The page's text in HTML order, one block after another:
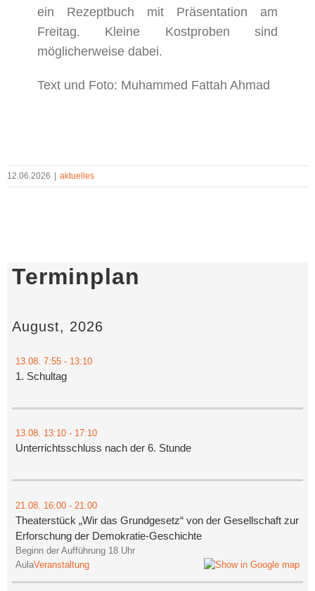
ein Rezeptbuch mit Präsentation am
Freitag. Kleine Kostproben sind
möglicherweise dabei.
Text und Foto: Muhammed Fattah Ahmad
12.06.2026 | aktuelles
Terminplan
August, 2026
13.08. 7:55 - 13:10
1. Schultag
13.08. 13:10 - 17:10
Unterrichtsschluss nach der 6. Stunde
21.08. 16:00 - 21:00
Theaterstück „Wir das Grundgesetz“ von der Gesellschaft zur
Erforschung der Demokratie-Geschichte
Beginn der Aufführung 18 Uhr
AulaVeranstaltung